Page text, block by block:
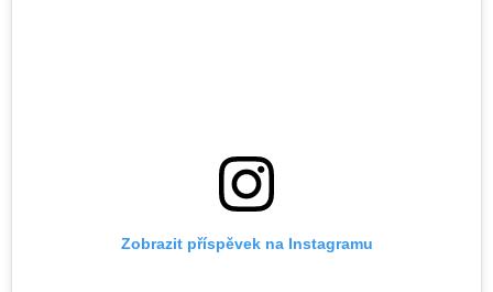
Zobrazit příspěvek na Instagramu